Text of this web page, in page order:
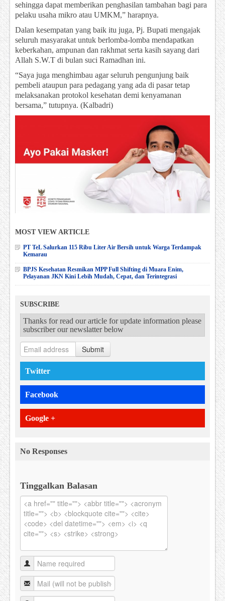
sehingga dapat memberikan penghasilan tambahan bagi para
pelaku usaha mikro atau UMKM,” harapnya.
Dalan kesempatan yang baik itu juga, Pj. Bupati mengajak
seluruh masyarakat untuk berlomba-lomba mendapatkan
keberkahan, ampunan dan rakhmat serta kasih sayang dari
Allah S.W.T di bulan suci Ramadhan ini.
“Saya juga menghimbau agar seluruh pengunjung baik
pembeli ataupun para pedagang yang ada di pasar tetap
melaksanakan protokol kesehatan demi kenyamanan
bersama,” tutupnya. (Kalbadri)
MOST VIEW ARTICLE
PT TeL Salurkan 115 Ribu Liter Air Bersih untuk Warga Terdampak
Kemarau
BPJS Kesehatan Resmikan MPP Full Shifting di Muara Enim,
Pelayanan JKN Kini Lebih Mudah, Cepat, dan Terintegrasi
SUBSCRIBE
Thanks for read our article for update information please
subscriber our newslatter below
Submit
Twitter
Facebook
Google +
No Responses
Tinggalkan Balasan